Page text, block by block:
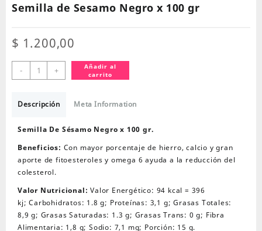
Semilla de Sesamo Negro x 100 gr
$ 1.200,00
-
Semilla
de
Negro
100
cantidad
+
Añadir al
carrito
Descripción Meta Information
Semilla De Sésamo Negro x 100 gr.
Beneficios: Con mayor porcentaje de hierro, calcio y gran
aporte de fitoesteroles y omega 6 ayuda a la reducción del
colesterol.
Valor Nutricional: Valor Energético: 94 kcal = 396
kj; Carbohidratos: 1.8 g; Proteínas: 3,1 g; Grasas Totales:
8,9 g; Grasas Saturadas: 1.3 g; Grasas Trans: 0 g; Fibra
Alimentaria: 1,8 g; Sodio: 7,1 mg; Porción: 15 g.